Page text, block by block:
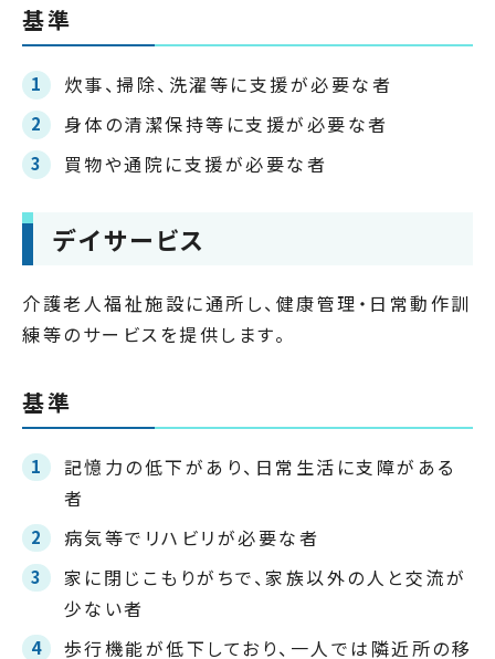
基準
炊事、掃除、洗濯等に支援が必要な者
身体の清潔保持等に支援が必要な者
買物や通院に支援が必要な者
デイサービス
介護老人福祉施設に通所し、健康管理・日常動作訓
練等のサービスを提供します。
基準
記憶力の低下があり、日常生活に支障がある
者
病気等でリハビリが必要な者
家に閉じこもりがちで、家族以外の人と交流が
少ない者
歩行機能が低下しており、一人では隣近所の移